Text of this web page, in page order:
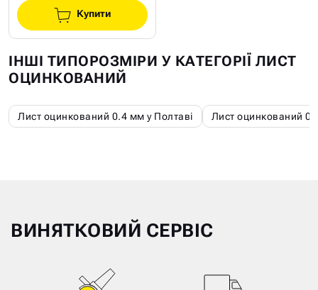
Купити
ІНШІ ТИПОРОЗМІРИ У КАТЕГОРІЇ ЛИСТ
ОЦИНКОВАНИЙ
Лист оцинкований 0.4 мм у Полтаві Лист оцинкований
ВИНЯТКОВИЙ СЕРВІС